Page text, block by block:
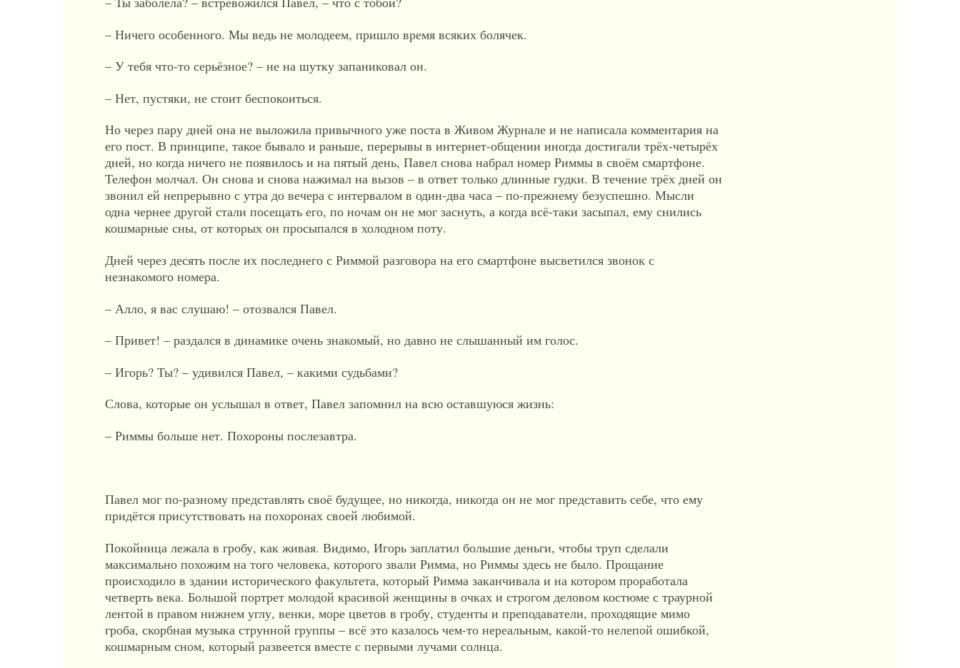
– Ничего особенного. Мы ведь не молодеем, пришло время всяких болячек.
– У тебя что-то серьёзное? – не на шутку запаниковал он.
– Нет, пустяки, не стоит беспокоиться.
Но через пару дней она не выложила привычного уже поста в Живом Журнале и не написала комментария на
его пост. В принципе, такое бывало и раньше, перерывы в интернет-общении иногда достигали трёх-четырёх
дней, но когда ничего не появилось и на пятый день, Павел снова набрал номер Риммы в своём смартфоне.
Телефон молчал. Он снова и снова нажимал на вызов – в ответ только длинные гудки. В течение трёх дней он
звонил ей непрерывно с утра до вечера с интервалом в один-два часа – по-прежнему безуспешно. Мысли
одна чернее другой стали посещать его, по ночам он не мог заснуть, а когда всё-таки засыпал, ему снились
кошмарные сны, от которых он просыпался в холодном поту.
Дней через десять после их последнего с Риммой разговора на его смартфоне высветился звонок с
незнакомого номера.
– Алло, я вас слушаю! – отозвался Павел.
– Привет! – раздался в динамике очень знакомый, но давно не слышанный им голос.
– Игорь? Ты? – удивился Павел, – какими судьбами?
Слова, которые он услышал в ответ, Павел запомнил на всю оставшуюся жизнь:
– Риммы больше нет. Похороны послезавтра.
Павел мог по-разному представлять своё будущее, но никогда, никогда он не мог представить себе, что ему
придётся присутствовать на похоронах своей любимой.
Покойница лежала в гробу, как живая. Видимо, Игорь заплатил большие деньги, чтобы труп сделали
максимально похожим на того человека, которого звали Римма, но Риммы здесь не было. Прощание
происходило в здании исторического факультета, который Римма заканчивала и на котором проработала
четверть века. Большой портрет молодой красивой женщины в очках и строгом деловом костюме с траурной
лентой в правом нижнем углу, венки, море цветов в гробу, студенты и преподаватели, проходящие мимо
гроба, скорбная музыка струнной группы – всё это казалось чем-то нереальным, какой-то нелепой ошибкой,
кошмарным сном, который развеется вместе с первыми лучами солнца.